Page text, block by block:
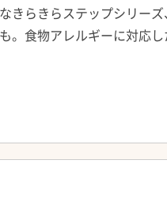
きらきらステップシリー
。食物アレルギーに対応